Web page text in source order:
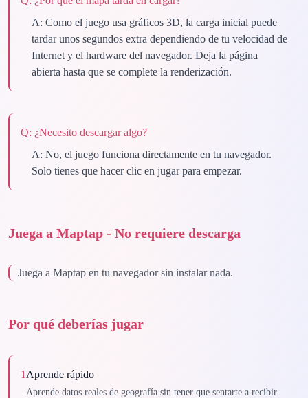
A: Como el juego usa gráficos 3D, la carga inicial puede
tardar unos segundos extra dependiendo de tu velocidad de
Internet y el hardware del navegador. Deja la página
abierta hasta que se complete la renderización.
Q: ¿Necesito descargar algo?
A: No, el juego funciona directamente en tu navegador.
Solo tienes que hacer clic en jugar para empezar.
Juega a Maptap - No requiere descarga
Juega a Maptap en tu navegador sin instalar nada.
Por qué deberías jugar
1 Aprende rápido
Aprende datos reales de geografía sin tener que sentarte a recibir